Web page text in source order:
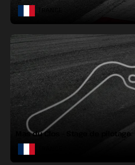
FRANCE
Mas du Clos – Stage de pilotage
LONGUEUR :
LARGEUR :
VIRAGES :